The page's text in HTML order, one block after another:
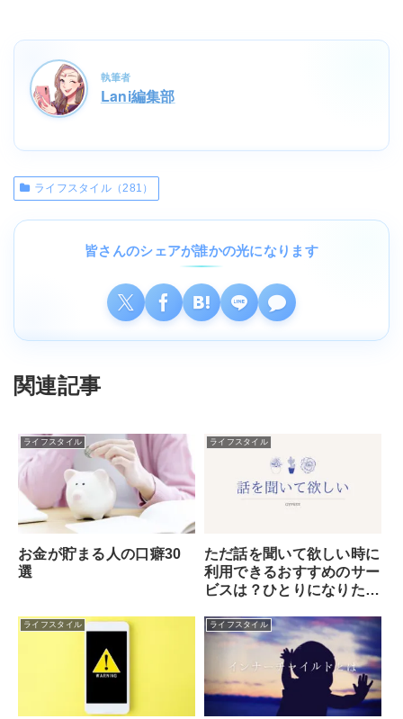
執筆者
Lani編集部
ライフスタイル（281）
皆さんのシェアが誰かの光になります
関連記事
ライフスタイル
お金が貯まる人の口癖30
選
ライフスタイル
ただ話を聞いて欲しい時に
利用できるおすすめのサー
ビスは？ひとりになりた
いたいなら電話占い！
ライフスタイル ライフスタイル